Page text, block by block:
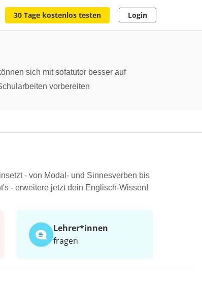
30 Tage kostenlos testen Login
sich mit sofatutor besser auf
vorbereiten
- von Modal- und Sinnesverben bis
- erweitere jetzt dein Englisch-Wissen!
Lehrer*​innen
fragen